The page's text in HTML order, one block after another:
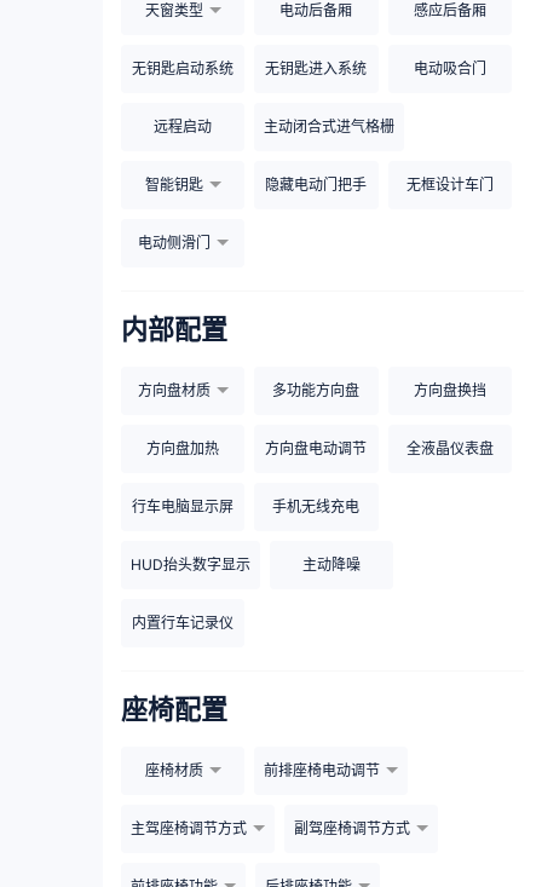
天窗类型 电动后备厢 感应后备厢
无钥匙启动系统 无钥匙进入系统 电动吸合门
远程启动 主动闭合式进气格栅
智能钥匙 隐藏电动门把手 无框设计车门
电动侧滑门
内部配置
方向盘材质 多功能方向盘 方向盘换挡
方向盘加热 方向盘电动调节 全液晶仪表盘
行车电脑显示屏 手机无线充电
HUD抬头数字显示 主动降噪
内置行车记录仪
座椅配置
座椅材质 前排座椅电动调节
主驾座椅调节方式 副驾座椅调节方式